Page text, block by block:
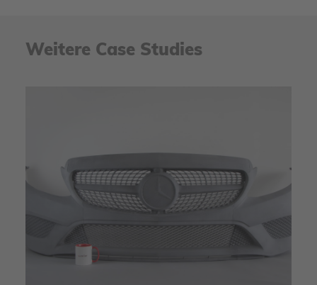
Weitere Case Studies